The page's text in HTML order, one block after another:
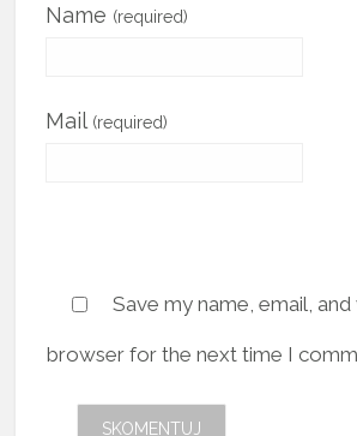
Name (required)
Mail (required)
Save my name, email,
browser for the next time I